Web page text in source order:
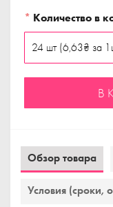
* Количество в
В
Обзор товара
Условия (сроки,